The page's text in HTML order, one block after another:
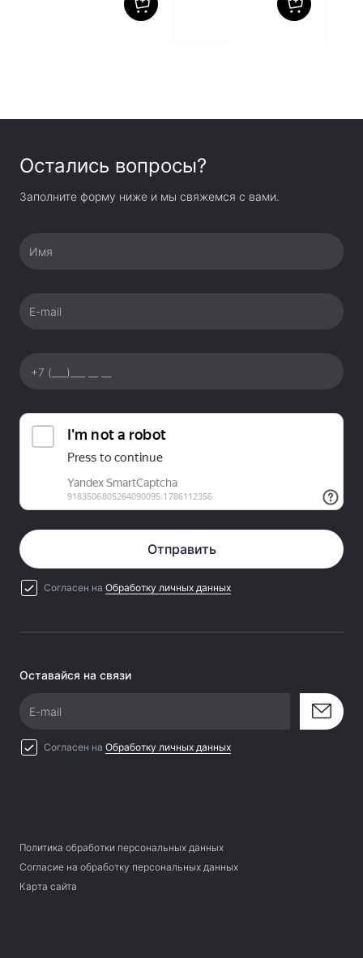
Остались вопросы?
Заполните форму ниже и мы свяжемся с вами.
Имя
E-mail
Отправить
Согласен на Обработку личных данных
Оставайся на связи
E-mail
Согласен на Обработку личных данных
Политика обработки персональных данных
Согласие на обработку персональных данных
Карта сайта